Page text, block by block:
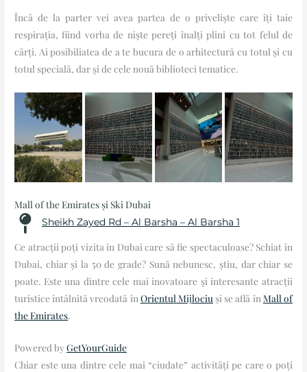
Încă de la parter vei avea partea de o priveliște care îți taie
respirația, fiind vorba de niște pereți înalți plini cu tot felul de
cărți. Ai posibiliatea de a te bucura de o arhitectură cu totul și cu
totul specială, dar și de cele nouă biblioteci tematice.
Mall of the Emirates și Ski Dubai
Sheikh Zayed Rd – Al Barsha – Al Barsha 1
Ce atracții poți vizita în Dubai care să fie spectaculoase? Schiat în
Dubai, chiar și la 50 de grade? Sună nebunesc, știu, dar chiar se
poate. Este una dintre cele mai inovatoare și interesante atracții
turistice întâlnită vreodată în Orientul Mijlociu și se află în Mall of
the Emirates.
Powered byGetYourGuide
Chiar este una dintre cele mai “ciudate” activități pe care o poți